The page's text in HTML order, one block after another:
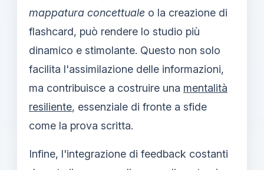
mappatura concettuale o la creazione di
flashcard, può rendere lo studio più
dinamico e stimolante. Questo non solo
facilita l'assimilazione delle informazioni,
ma contribuisce a costruire una mentalità
resiliente, essenziale di fronte a sfide
come la prova scritta.
Infine, l'integrazione di feedback costanti